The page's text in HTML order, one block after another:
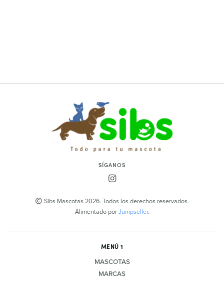
SÍGANOS
Sibs Mascotas 2026. Todos los derechos reservados.
Alimentado porJumpseller.
MENÚ 1
MASCOTAS
MARCAS